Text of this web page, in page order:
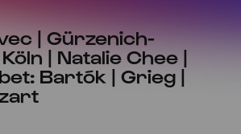
| Gürzenich-
| Natalie Chee |
Bartók | Grieg |